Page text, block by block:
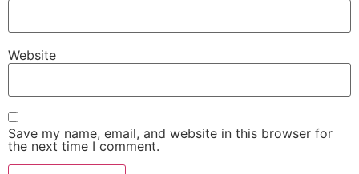
Website
Save my name, email, and website in this browser for
the next time I comment.